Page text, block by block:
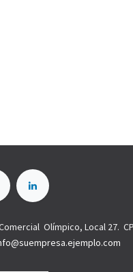
Olímpico, Local 27.